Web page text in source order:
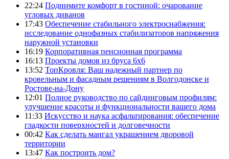
22:24 Поднимите комфорт в гостиной: очарование
угловых диванов
17:43 Обеспечение стабильного электроснабжения:
исследование однофазных стабилизаторов напряжения
наружной установки
16:19 Корпоративная пенсионная программа
16:13 Проекты домов из бруса 6х6
13:52 ТопКровля: Ваш надежный партнер по
кровельным и фасадным решениям в Волгодонске и
Ростове-на-Дону
12:01 Полное руководство по сайдинговым профилям:
улучшение красоты и функциональности вашего дома
11:33 Искусство и наука асфальтирования: обеспечение
гладкости поверхностей и долговечности
00:42 Как сделать мангал украшением дворовой
территории
13:47 Как построить дом?